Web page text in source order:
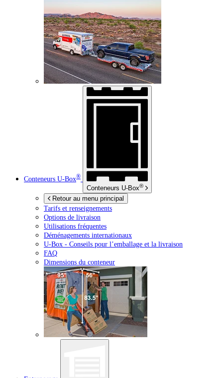
Conteneurs U-Box®
Conteneurs U-Box®
Retour au menu principal
Tarifs et renseignements
Options de livraison
Utilisations fréquentes
Déménagements internationaux
U-Box - Conseils pour l’emballage et la livraison
FAQ
Dimensions du conteneur